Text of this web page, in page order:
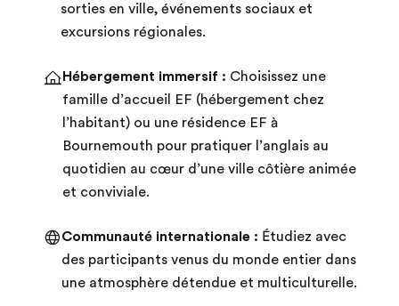
sorties en ville, événements sociaux et
excursions régionales.
Hébergement immersif : Choisissez une
famille d’accueil EF (hébergement chez
l’habitant) ou une résidence EF à
Bournemouth pour pratiquer l’anglais au
quotidien au cœur d’une ville côtière animée
et conviviale.
Communauté internationale : Étudiez avec
des participants venus du monde entier dans
une atmosphère détendue et multiculturelle.